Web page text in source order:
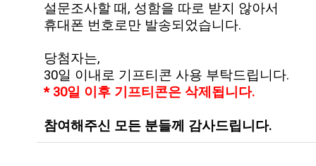
설문조사할 때, 성함을 따로 받지 않아서
휴대폰 번호로만 발송되었습니다.
당첨자는,
30일 이내로 기프티콘 사용 부탁드립니다.
* 30일 이후 기프티콘은 삭제됩니다.
참여해주신 모든 분들께 감사드립니다.